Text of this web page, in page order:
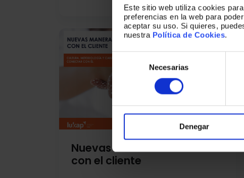
Este sitio web utiliza cookies
preferencias en la web para
aceptar su uso. Si quieres,
nuestra Política de Cookies.
Selección
consentimiento
Necesarias
Denegar
Nuevas maneras de actuar
con el cliente